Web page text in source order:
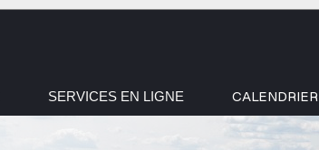
SERVICES EN LIGNE CALENDRIER